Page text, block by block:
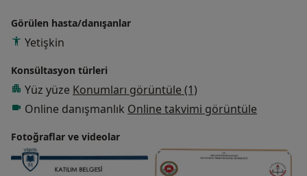
Varoluşçu Terapi, Çözüm Odaklı Terapi, EMDR Terapisi
ve Gottman Çift Terapisi eğitimlerini aldım. Ergenlik
çiftlerle çalışmaktayım. Psikolojik destek hizmetini
verirken danışanın özellikleri ve getirdiği sorun
özelinde ihtiyaç duyulan terapi yöntemi ya da
formülasyonu ve takibi; ve EMDR Terapisi çalışmalarım
için düzenli süpervizyon almaktayım.
Görülen hasta/danışanlar
Yetişkin
Konsültasyon türleri
Yüz yüze Konumları görüntüle (1)
Online danışmanlık Online takvimi görüntüle
Fotoğraflar ve videolar